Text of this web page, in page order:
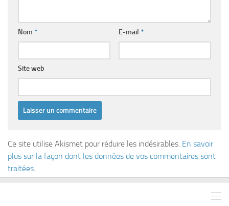
Nom * E-mail *
Site web
Ce site utilise Akismet pour réduire les indésirables. En savoir
plus sur la façon dont les données de vos commentaires sont
traitées